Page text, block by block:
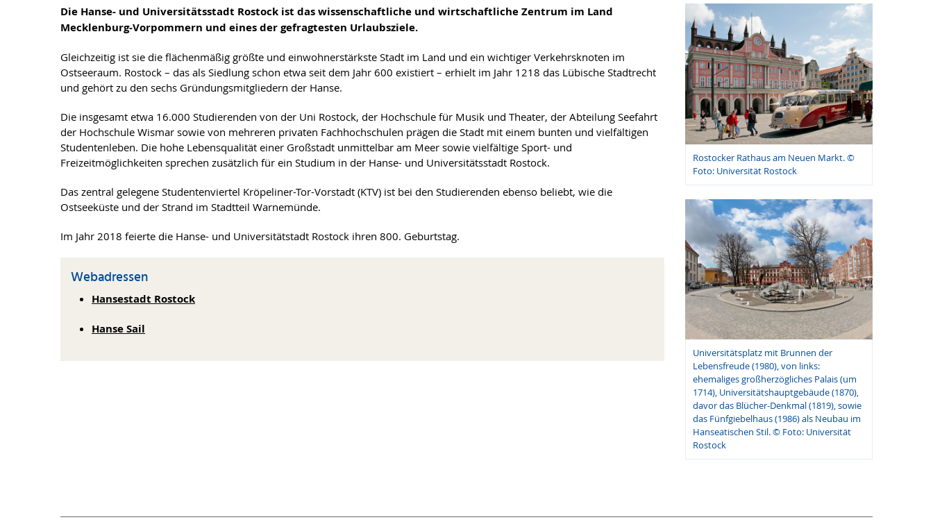
Die Hanse- und Universitätsstadt Rostock ist das wissenschaftliche und wirtschaftliche Zentrum im Land
Mecklenburg-Vorpommern und eines der gefragtesten Urlaubsziele.
Gleichzeitig ist sie die flächenmäßig größte und einwohnerstärkste Stadt im Land und ein wichtiger Verkehrsknoten im
Ostseeraum. Rostock – das als Siedlung schon etwa seit dem Jahr 600 existiert – erhielt im Jahr 1218 das Lübische Stadtrecht
und gehört zu den sechs Gründungsmitgliedern der Hanse.
Die insgesamt etwa 16.000 Studierenden von der Uni Rostock, der Hochschule für Musik und Theater, der Abteilung Seefahrt
der Hochschule Wismar sowie von mehreren privaten Fachhochschulen prägen die Stadt mit einem bunten und vielfältigen
Studentenleben. Die hohe Lebensqualität einer Großstadt unmittelbar am Meer sowie vielfältige Sport- und
Freizeitmöglichkeiten sprechen zusätzlich für ein Studium in der Hanse- und Universitätsstadt Rostock.
Das zentral gelegene Studentenviertel Kröpeliner-Tor-Vorstadt (KTV) ist bei den Studierenden ebenso beliebt, wie die
Ostseeküste und der Strand im Stadtteil Warnemünde.
Im Jahr 2018 feierte die Hanse- und Universitätstadt Rostock ihren 800. Geburtstag.
Webadressen
Hansestadt Rostock
Hanse Sail
Rostocker Rathaus am Neuen Markt. ©
Foto: Universität Rostock
Universitätsplatz mit Brunnen der
Lebensfreude (1980), von links:
ehemaliges großherzögliches Palais (um
1714), Universitätshauptgebäude (1870),
davor das Blücher-Denkmal (1819), sowie
das Fünfgiebelhaus (1986) als Neubau im
Hanseatischen Stil. © Foto: Universität
Rostock